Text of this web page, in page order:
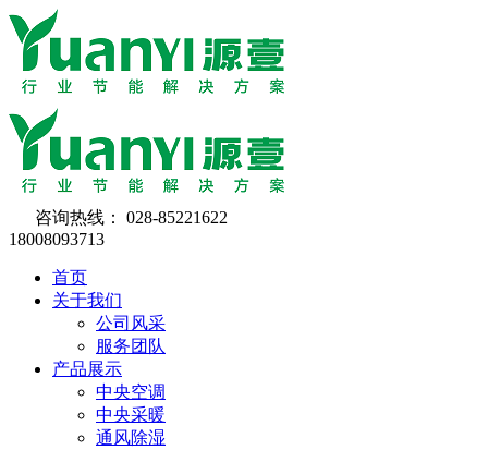
咨询热线： 028-85221622
18008093713
首页
关于我们
公司风采
服务团队
产品展示
中央空调
中央采暖
通风除湿